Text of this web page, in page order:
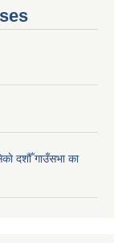
दशौँ गाउँसभा का